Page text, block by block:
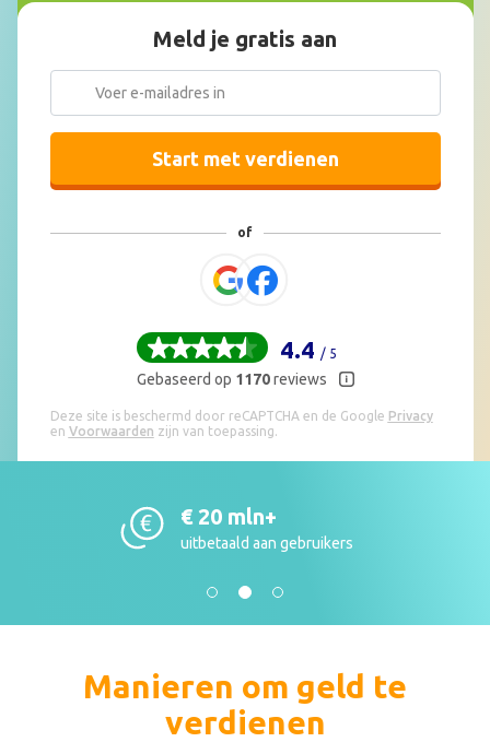
Meld je gratis aan
Start met verdienen
4.4 / 5
Gebaseerd op 1170reviews
Deze site is beschermd door reCAPTCHA en de Google Privacy
en Voorwaarden zijn van toepassing.
€ 20 mln+
uitbetaald aan gebruikers
Manieren om geld te
verdienen